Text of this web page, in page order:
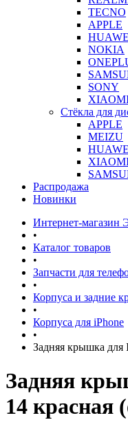
TECNO
APPLE
NOKIA
SONY
Стёкла для
APPLE
MEIZU
Распродажа
Новинки
Интернет-магазин
•
Каталог товаров
•
Запчасти для
•
Корпуса и задние
•
Корпуса для iPhone
•
Задняя крышка для
Задняя
14 красная